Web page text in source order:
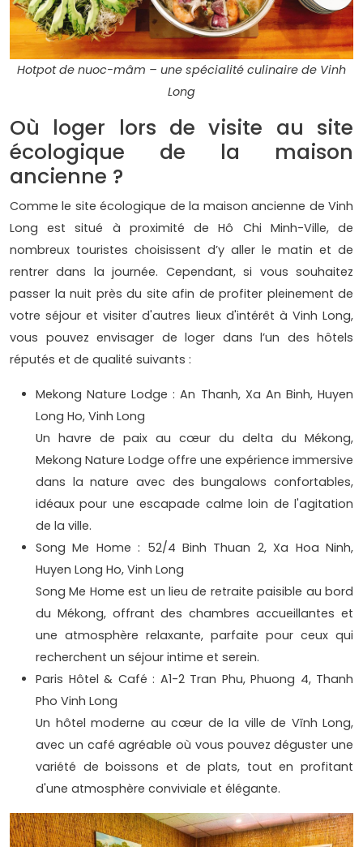
Hotpot de nuoc-mâm – une spécialité culinaire de Vinh
Long
Où loger lors de visite au site
écologique de la maison
ancienne ?
Comme le site écologique de la maison ancienne de Vinh
Long est situé à proximité de Hô Chi Minh-Ville, de
nombreux touristes choisissent d’y aller le matin et de
rentrer dans la journée. Cependant, si vous souhaitez
passer la nuit près du site afin de profiter pleinement de
votre séjour et visiter d'autres lieux d'intérêt à Vinh Long,
vous pouvez envisager de loger dans l’un des hôtels
réputés et de qualité suivants :
Mekong Nature Lodge : An Thanh, Xa An Binh, Huyen
Long Ho, Vinh Long
Un havre de paix au cœur du delta du Mékong,
Mekong Nature Lodge offre une expérience immersive
dans la nature avec des bungalows confortables,
idéaux pour une escapade calme loin de l'agitation
de la ville.
Song Me Home : 52/4 Binh Thuan 2, Xa Hoa Ninh,
Huyen Long Ho, Vinh Long
Song Me Home est un lieu de retraite paisible au bord
du Mékong, offrant des chambres accueillantes et
une atmosphère relaxante, parfaite pour ceux qui
recherchent un séjour intime et serein.
Paris Hôtel & Café : A1-2 Tran Phu, Phuong 4, Thanh
Pho Vinh Long
Un hôtel moderne au cœur de la ville de Vĩnh Long,
avec un café agréable où vous pouvez déguster une
variété de boissons et de plats, tout en profitant
d'une atmosphère conviviale et élégante.